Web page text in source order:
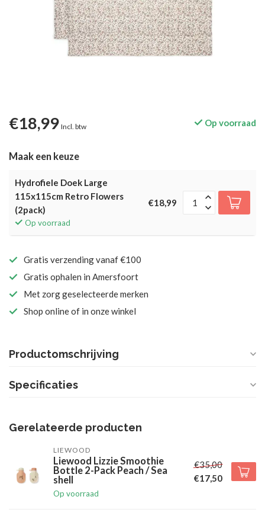
€18,99 Incl. btw Op voorraad
Maak een keuze
Hydrofiele Doek Large
115x115cm Retro Flowers
(2pack)
Op voorraad
€18,99
Gratis verzending vanaf €100
Gratis ophalen in Amersfoort
Met zorg geselecteerde merken
Shop online of in onze winkel
Productomschrijving
Specificaties
Gerelateerde producten
LIEWOOD
Liewood Lizzie Smoothie
Bottle 2-Pack Peach / Sea
shell
Op voorraad
€35,00
€17,50